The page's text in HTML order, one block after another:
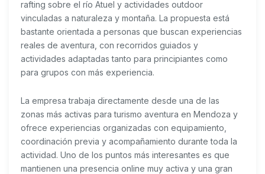
rafting sobre el río Atuel y actividades outdoor
vinculadas a naturaleza y montaña. La propuesta está
bastante orientada a personas que buscan experiencias
reales de aventura, con recorridos guiados y
actividades adaptadas tanto para principiantes como
para grupos con más experiencia.
La empresa trabaja directamente desde una de las
zonas más activas para turismo aventura en Mendoza y
ofrece experiencias organizadas con equipamiento,
coordinación previa y acompañamiento durante toda la
actividad. Uno de los puntos más interesantes es que
mantienen una presencia online muy activa y una gran